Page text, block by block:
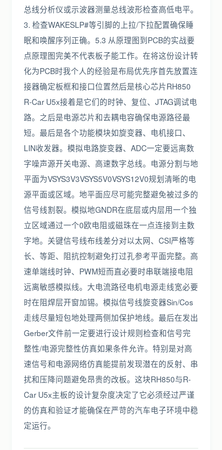
总线分析仪或示波器测量总线波形检查高低电平。
3. 检查WAKESLP#等引脚的上拉/下拉配置确保睡
眠和唤醒序列正确。5.3 从原理图到PCB的实战要
点原理图完美不代表板子能工作。在将这份设计转
化为PCB时我个人的经验是布局优先序首先放置连
接器确定板框和接口位置然后是核心芯片RH850
R-Car U5x接着是它们的时钟、复位、JTAG调试电
路。之后是电源芯片和去耦电容确保电源路径最
短。最后是各个功能模块如旋变器、电机接口、
LIN收发器。模拟电路旋变器、ADC一定要远离数
字噪声源开关电源、高速数字总线。电源分割与地
平面为VSYS3V3VSYS5V0VSYS12V0规划清晰的电
源平面或区域。地平面应尽可能完整避免被过多的
信号线割裂。模拟地GNDR在底层或内层用一个独
立区域通过一个0欧电阻或磁珠在一点连接到主数
字地。关键信号线布线差分对以太网、CSI严格等
长、等距、阻抗控制避免打过孔参考平面完整。高
速单端线时钟、PWM短而直必要时串联端接电阻
远离敏感模拟线。大电流路径电机电源走线宽必要
时在阻焊层开窗加锡。模拟信号线旋变器Sin/Cos
走线尽量短包地处理两侧加保护地线。最后在发出
Gerber文件前一定要进行设计规则检查和信号完
整性/电源完整性仿真如果条件允许。特别是对高
速信号和电源网络仿真能提前发现潜在的反射、串
扰和压降问题避免昂贵的改板。这块RH850与R-
Car U5x主板的设计复杂度决定了它必须经过严谨
的仿真和验证才能确保在严苛的汽车电子环境中稳
定运行。